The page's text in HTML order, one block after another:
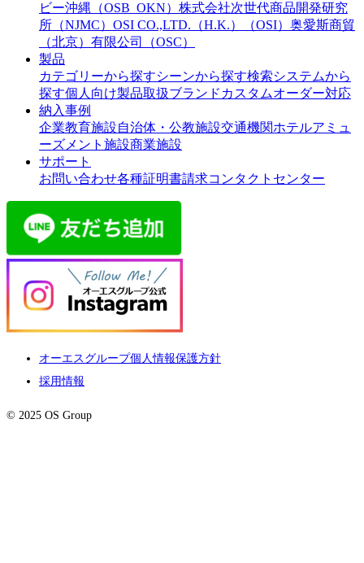
ビー沖縄（OSB_OKN） 株式会社次世代商品開発研究
所（NJMC） OSI CO.,LTD.（H.K.）（OSI） 奥愛斯商貿
（北京）有限公司（OSC）
製品
カテゴリーから探すシーンから探す検索システムから
探す個人向け製品取扱ブランド カスタムオーダー対応
納入事例
企業教育施設自治体・公教施設交通機関ホテルアミュ
ーズメント施設商業施設
サポート
お問い合わせ各種証明書請求コンタクトセンター
オーエスグループ個人情報保護方針
採用情報
© 2025 OS Group